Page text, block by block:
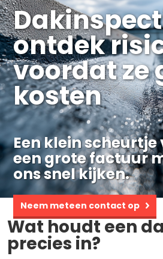
ontdek
voordat ze
kosten
Een klein
een grote factuur
ons snel kijken.
Neem meteen contact op
Wat houdt een
precies in?